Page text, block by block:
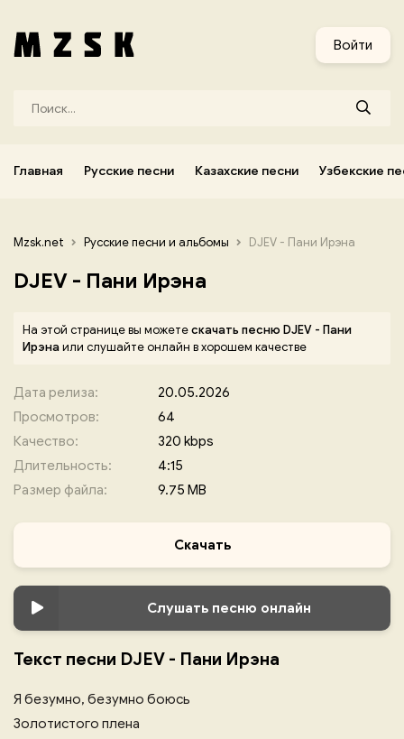
Войти
Главная Русские песни Казахские песни Узбекские
Mzsk.net Русские песни и альбомы DJEV - Пани Ирэна
DJEV - Пани Ирэна
На этой странице вы можетескачать песню DJEV - Пани
Ирэнаили слушайте онлайн в хорошем качестве
Дата релиза:
20.05.2026
Просмотров:
64
Качество:
320 kbps
Длительность:
4:15
Размер файла:
9.75 MB
Скачать
Слушать песню онлайн
Текст песни DJEV - Пани Ирэна
Я безумно, безумно боюсь
Золотистого плена
Узбекские песни Корейские песни